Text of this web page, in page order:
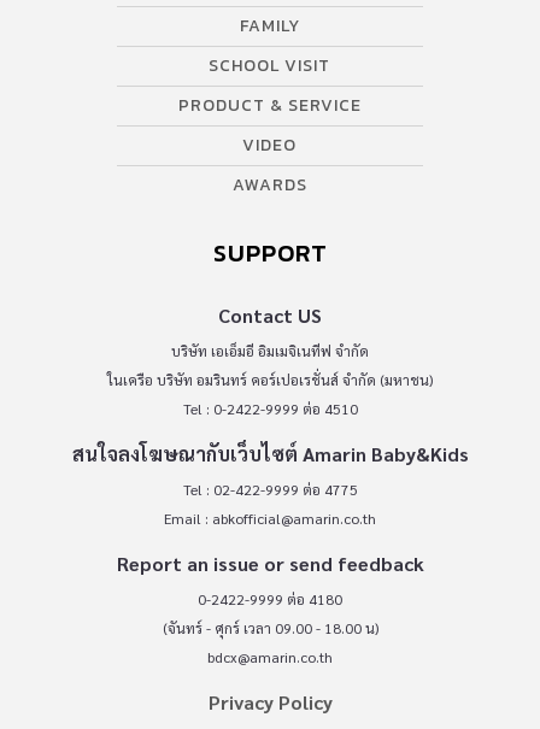
FAMILY
SCHOOL VISIT
PRODUCT & SERVICE
VIDEO
AWARDS
SUPPORT
Contact US
บริษัท เอเอ็มอี อิมเมจิเนทีฟ จำกัด
ในเครือ บริษัท อมรินทร์ คอร์เปอเรชั่นส์ จำกัด (มหาชน)
Tel : 0-2422-9999 ต่อ 4510
สนใจลงโฆษณากับเว็บไซต์ Amarin Baby&Kids
Tel : 02-422-9999 ต่อ 4775
Email : abkofficial@amarin.co.th
Report an issue or send feedback
0-2422-9999 ต่อ 4180
(จันทร์ - ศุกร์ เวลา 09.00 - 18.00 น)
bdcx@amarin.co.th
Privacy Policy